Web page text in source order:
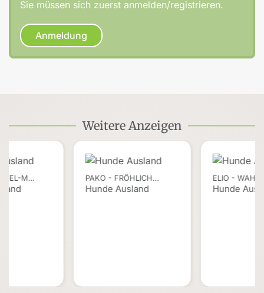
Sie müssen sich zuerst anmelden/registrieren.
Anmeldung
Weitere Anzeigen
PAKO - FRÖHLICH…
Hunde Ausland
ELIO -
Hunde
M…